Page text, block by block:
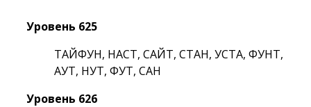
Уровень 625
ТАЙФУН, НАСТ, САЙТ, СТАН, УСТА, ФУНТ,
АУТ, НУТ, ФУТ, САН
Уровень 626